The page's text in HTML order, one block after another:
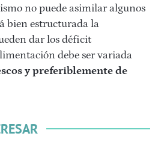
no puede asimilar algunos
bien estructurada la
dar los déficit
debe ser variada
y preferiblemente de